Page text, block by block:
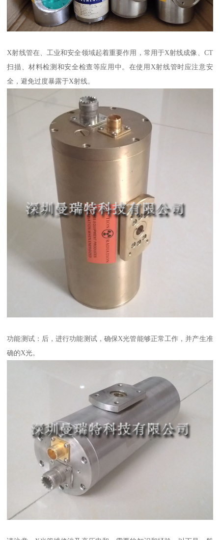
X射线管在、工业和安全领域起着重要作用，常用于X射线成像、CT
扫描、材料检测和安全检查等应用中。在使用X射线管时应注意安
全，避免过度暴露于X射线。
功能测试：后，进行功能测试，确保X光管能够正常工作，并产生准
确的X光。